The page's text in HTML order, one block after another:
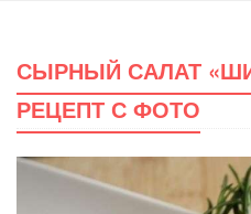
СЫРНЫЙ САЛАТ
РЕЦЕПТ С ФОТО